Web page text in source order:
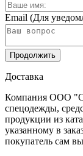
Email (Для
Продолжить
Доставка
Компания ООО
спецодежды,
продукции из
указанному в
покупатель сам